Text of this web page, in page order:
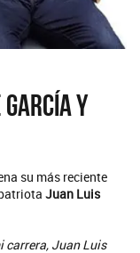
y
su más reciente
Juan Luis
carrera, Juan Luis